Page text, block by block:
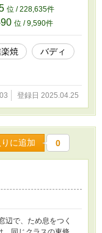
で静かに起きてい
なる。
位 / 228,635件
位 / 9,590件
焼
バディ
登録日 2025.04.25
に追加 0
辺で、ため息をつく